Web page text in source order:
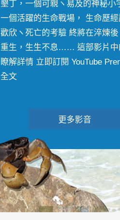
墾丁，一個可親ヽ易及的神秘小
一個活躍的生命戰場， 生命歷
歡欣ヽ死亡的考驗 終將在淬煉
重生，生生不息…… 這部影片中
瞭解詳情 立即訂閱 YouTube
全文
更多影音